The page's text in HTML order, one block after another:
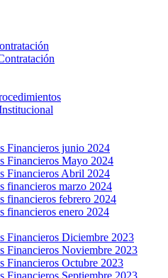
Financieros junio 2024
Financieros Mayo 2024
Financieros Abril 2024
financieros marzo 2024
financieros febrero 2024
financieros enero 2024
Financieros Diciembre 2023
Financieros Noviembre 2023
Financieros Octubre 2023
Financieros Septiembre 2023